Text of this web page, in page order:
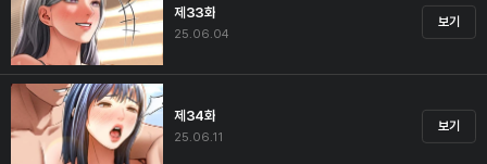
제33화
25.06.04
보기
제34화
25.06.11
보기